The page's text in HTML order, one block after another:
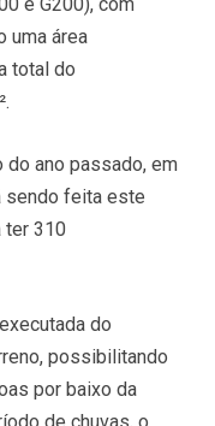
uma área
total do
do ano passado, em
sendo feita este
ter 310
do
possibilitando
por baixo da